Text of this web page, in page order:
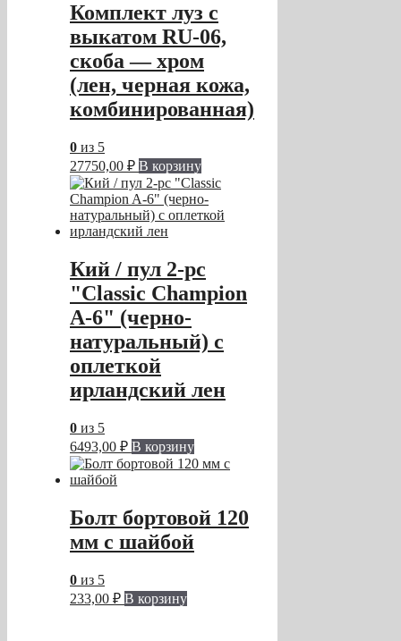
Комплект луз с
выкатом RU-06,
скоба — хром
(лен, черная кожа,
комбинированная)
0 из 5
27750,00 ₽ В корзину
Кий / пул 2-pc
"Classic Champion
A-6" (черно-
натуральный) с
оплеткой
ирландский лен
0 из 5
6493,00 ₽ В корзину
Болт бортовой 120
мм с шайбой
0 из 5
233,00 ₽ В корзину